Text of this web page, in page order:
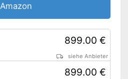
Inklusive Kabeleingang
Staumöglichkeit durch
Innenzelttaschen
Amazon
899.00 €
siehe Anbieter
899.00 €